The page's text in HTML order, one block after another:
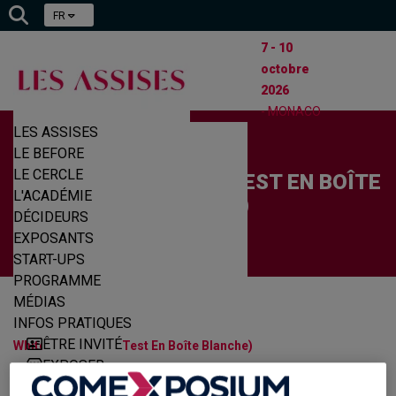
FR
7 - 10
octobre
2026
- MONACO
LES ASSISES
LE BEFORE
LE CERCLE
L'ACADÉMIE
DÉCIDEURS
EXPOSANTS
START-UPS
PROGRAMME
MÉDIAS
INFOS PRATIQUES
ÊTRE INVITÉ
EXPOSER
WHITEBOX TESTING (TEST EN BOÎTE
BLANCHE)
Accueil | Glossaire Cyber
Whitebox Testing (Test En Boîte Blanche)
Découvrez la définition du terme Whitebox Testing